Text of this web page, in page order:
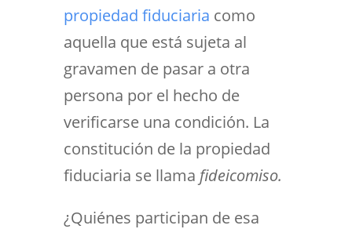
propiedad fiduciaria como
aquella que está sujeta al
gravamen de pasar a otra
persona por el hecho de
verificarse una condición. La
constitución de la propiedad
fiduciaria se llama fideicomiso.
¿Quiénes participan de esa